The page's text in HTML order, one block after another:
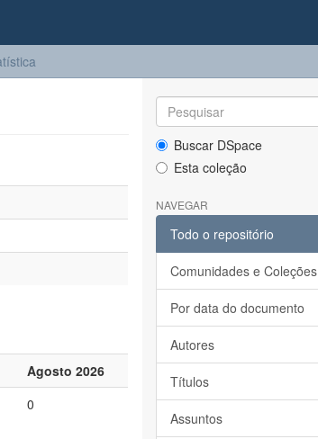
Agosto 2026
0
Buscar DSpace
Esta coleção
NAVEGAR
Todo o repositório
Comunidades e Coleções
Por data do documento
Autores
Títulos
Assuntos